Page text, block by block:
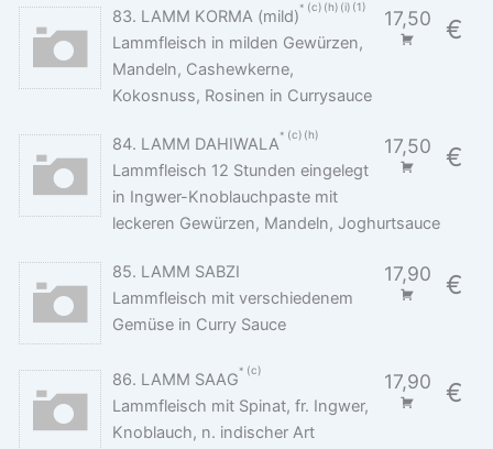
83. LAMM KORMA (mild)
c h i 1
17,50 €
Lammfleisch in milden Gewürzen,
Mandeln, Cashewkerne,
Kokosnuss, Rosinen in Currysauce
84. LAMM DAHIWALA
c h
17,50 €
Lammfleisch 12 Stunden eingelegt
in Ingwer-Knoblauchpaste mit
leckeren Gewürzen, Mandeln, Joghurtsauce
85. LAMM SABZI 17,90 €
Lammfleisch mit verschiedenem
Gemüse in Curry Sauce
86. LAMM SAAG
c
17,90 €
Lammfleisch mit Spinat, fr. Ingwer,
Knoblauch, n. indischer Art